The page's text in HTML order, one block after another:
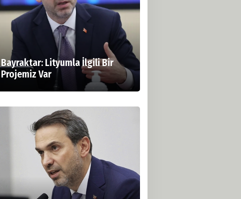
Bayraktar: Lityumla İlgili Bir
Projemiz Var